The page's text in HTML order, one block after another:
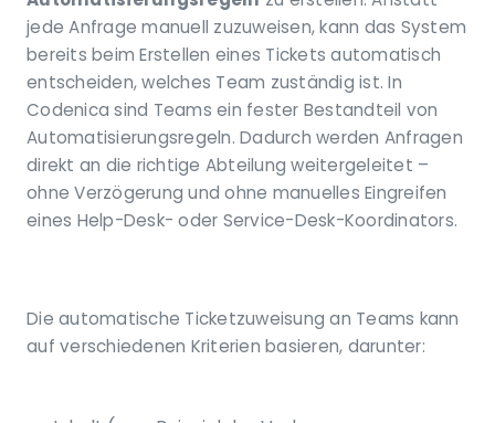
jede Anfrage manuell zuzuweisen, kann das System
bereits beim Erstellen eines Tickets automatisch
entscheiden, welches Team zuständig ist. In
Codenica sind Teams ein fester Bestandteil von
Automatisierungsregeln. Dadurch werden Anfragen
direkt an die richtige Abteilung weitergeleitet –
ohne Verzögerung und ohne manuelles Eingreifen
eines Help-Desk- oder Service-Desk-Koordinators.
Die automatische Ticketzuweisung an Teams kann
auf verschiedenen Kriterien basieren, darunter: